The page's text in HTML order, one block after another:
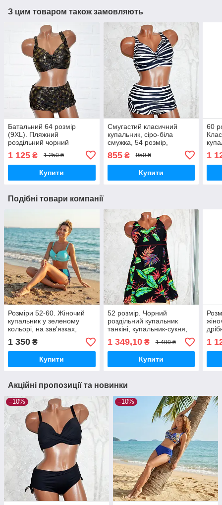
З цим товаром також замовляють
Батальний 64 розмір
(9XL). Пляжний
роздільний чорний
труси з гарною посадкою
1 125 ₴ 1 250 ₴
Купити
Смугастий класичний
купальник, сіро-біла
смужка, 54 розмір,
855₴ 950 ₴
Купити
60
1
Подібні товари компанії
Розміри 52-60. Жіночий
купальник у зеленому
кольорі, на зав'язках,
труси сліпи
1 350 ₴
Купити
52 розмір. Чорний
роздільний купальник
танкіні, купальник-сукня,
на зав'язках
1 349,10₴ 1 499 ₴
Купити
1
Акційні пропозиції та новинки
–10% –10%